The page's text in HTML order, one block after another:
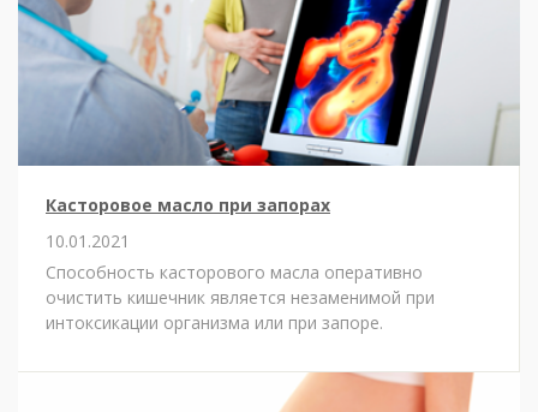
Касторовое масло при запорах
10.01.2021
Способность касторового масла оперативно
очистить кишечник является незаменимой при
интоксикации организма или при запоре.